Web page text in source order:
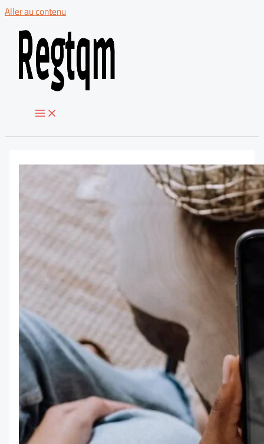
Aller au contenu